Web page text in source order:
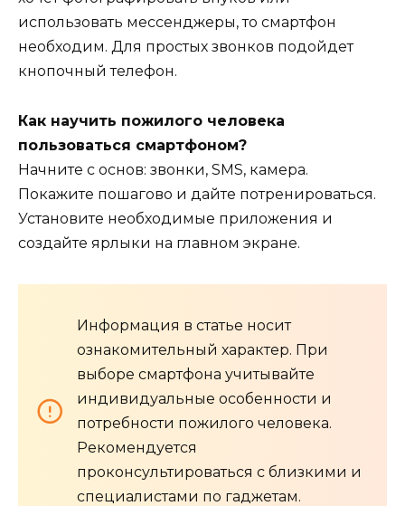
использовать мессенджеры, то смартфон
необходим. Для простых звонков подойдет
кнопочный телефон.
Как научить пожилого человека
пользоваться смартфоном?
Начните с основ: звонки, SMS, камера.
Покажите пошагово и дайте потренироваться.
Установите необходимые приложения и
создайте ярлыки на главном экране.
Информация в статье носит
ознакомительный характер. При
выборе смартфона учитывайте
индивидуальные особенности и
потребности пожилого человека.
Рекомендуется
проконсультироваться с близкими и
специалистами по гаджетам.